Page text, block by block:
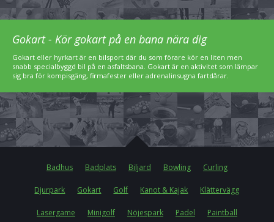
Gokart - Kör gokart på en bana nära dig
Gokart eller hyrkart är en bilsport där du som förare kör en liten men
snabb specialbyggd bil på en asfaltsbana. Gokart är en aktivitet som lämpar
sig bra för kompisgäng, firmafester eller adrenalinsugna fartdårar.
Badhus Badplats Biljard Bowling Curling
Djurpark Gokart Golf Kanot & Kajak Klättervägg
Lasergame Minigolf Nöjespark Padel Paintball